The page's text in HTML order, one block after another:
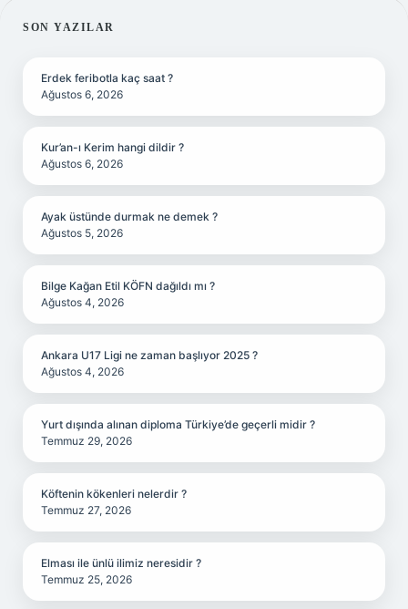
SIDEBAR
SON YAZILAR
Erdek feribotla kaç saat ?
Ağustos 6, 2026
Kur’an-ı Kerim hangi dildir ?
Ağustos 6, 2026
Ayak üstünde durmak ne demek ?
Ağustos 5, 2026
Bilge Kağan Etil KÖFN dağıldı mı ?
Ağustos 4, 2026
Ankara U17 Ligi ne zaman başlıyor 2025 ?
Ağustos 4, 2026
Yurt dışında alınan diploma Türkiye’de geçerli midir ?
Temmuz 29, 2026
Köftenin kökenleri nelerdir ?
Temmuz 27, 2026
Elması ile ünlü ilimiz neresidir ?
Temmuz 25, 2026